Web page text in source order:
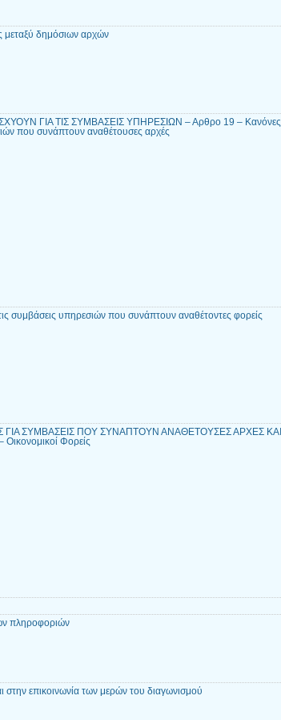
μεταξύ δημόσιων αρχών
ΓΙΑ ΤΙΣ ΣΥΜΒΑΣΕΙΣ ΥΠΗΡΕΣΙΩΝ – Αρθρο 19 – Κανόνες
που συνάπτουν αναθέτουσες αρχές
συμβάσεις υπηρεσιών που συνάπτουν αναθέτοντες φορείς
ΣΥΜΒΑΣΕΙΣ ΠΟΥ ΣΥΝΑΠΤΟΥΝ ΑΝΑΘΕΤΟΥΣΕΣ ΑΡΧΕΣ ΚΑΙ
Φορείς
πληροφοριών
επικοινωνία των μερών του διαγωνισμού